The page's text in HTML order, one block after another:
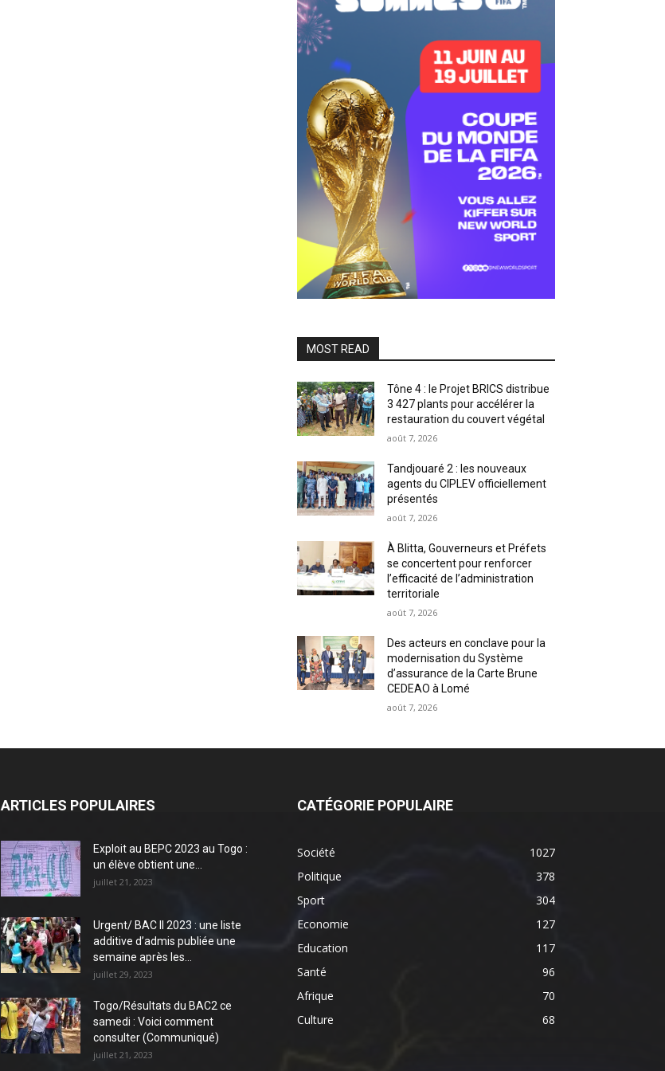
MOST READ
Tône 4 : le Projet BRICS distribue
3 427 plants pour accélérer la
restauration du couvert végétal
août 7, 2026
Tandjouaré 2 : les nouveaux
agents du CIPLEV officiellement
présentés
août 7, 2026
À Blitta, Gouverneurs et Préfets
se concertent pour renforcer
l’efficacité de l’administration
territoriale
août 7, 2026
Des acteurs en conclave pour la
modernisation du Système
d’assurance de la Carte Brune
CEDEAO à Lomé
août 7, 2026
ARTICLES POPULAIRES
Exploit au BEPC 2023 au Togo :
un élève obtient une...
juillet 21, 2023
Urgent/ BAC II 2023 : une liste
additive d’admis publiée une
semaine après les...
juillet 29, 2023
Togo/Résultats du BAC2 ce
samedi : Voici comment
consulter (Communiqué)
juillet 21, 2023
CATÉGORIE POPULAIRE
Société
1027
Politique
378
Sport
304
Economie
127
Education
117
Santé
96
Afrique
70
Culture
68